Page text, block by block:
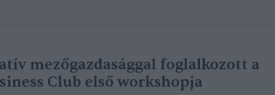
mezőgazdasággal foglalkozott a
Club első workshopja